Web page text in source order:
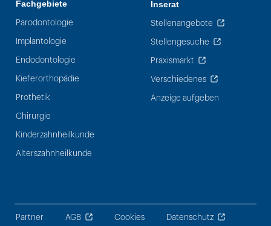
Fachgebiete
Parodontologie
Implantologie
Endodontologie
Kieferorthopädie
Prothetik
Chirurgie
Kinderzahnheilkunde
Alterszahnheilkunde
Inserat
Stellenangebote
Stellengesuche
Praxismarkt
Verschiedenes
Anzeige aufgeben
Partner AGB Cookies Datenschutz